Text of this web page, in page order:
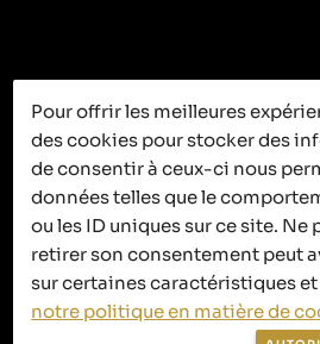
C’est ici que
ça se passe
Politique de
Pour offrir les meilleures
des cookies pour stocker des
de consentir à ceux-ci nous
données telles que le
ou les ID uniques sur ce site. Ne
retirer son consentement peut
sur certaines caractéristiques
notre politique en matière de